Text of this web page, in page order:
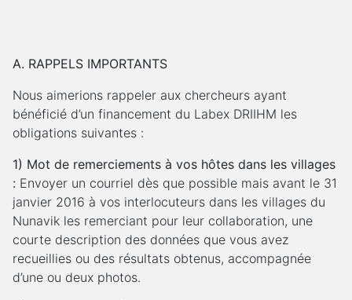
A. RAPPELS IMPORTANTS
Nous aimerions rappeler aux chercheurs ayant
bénéficié d’un financement du Labex DRIIHM les
obligations suivantes :
1) Mot de remerciements à vos hôtes dans les villages
: Envoyer un courriel dès que possible mais avant le 31
janvier 2016 à vos interlocuteurs dans les villages du
Nunavik les remerciant pour leur collaboration, une
courte description des données que vous avez
recueillies ou des résultats obtenus, accompagnée
d’une ou deux photos.